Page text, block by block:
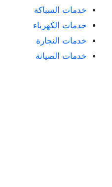
خدمات السباكة
خدمات الكهرباء
خدمات النجارة
خدمات الصيانة